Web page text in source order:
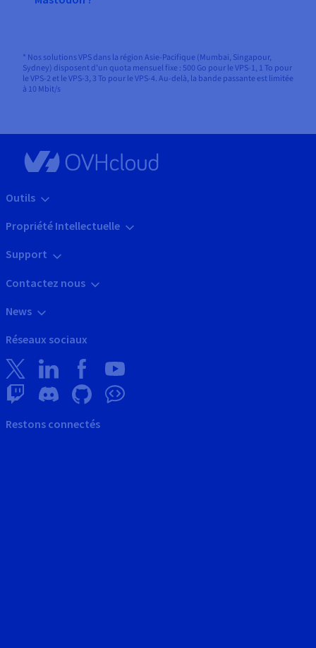
* Nos solutions VPS dans la région Asie-Pacifique (Mumbai, Singapour,
Sydney) disposent d'un quota mensuel fixe : 500 Go pour le VPS-1, 1 To pour
le VPS-2 et le VPS-3, 3 To pour le VPS-4. Au-delà, la bande passante est limitée
à 10 Mbit/s
Outils
Propriété Intellectuelle
Support
Contactez nous
News
Réseaux sociaux
Restons connectés